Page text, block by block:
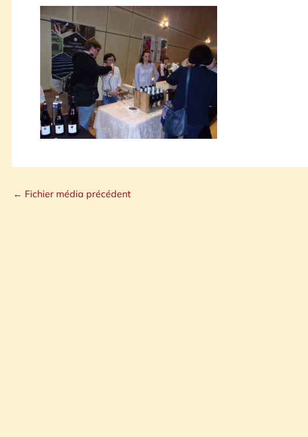
← Fichier média précédent